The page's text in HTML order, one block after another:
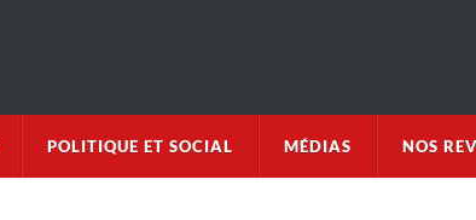
POLITIQUE ET SOCIAL MÉDIAS NOS